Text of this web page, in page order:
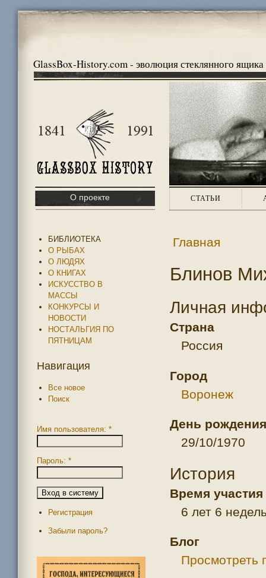
GlassBox-History.com - эволюция стеклянного ящика
О проекте СТАТЬИ
Главная
Блинов
Личная
Страна
Россия
Город
Воронеж
День рождения
29/10/1970
История
Время участия
6 лет 6
Блог
Просмотреть
БИБЛИОТЕКА
О РЫБАХ
О ЛЮДЯХ
О КНИГАХ
ИСКУССТВО В
МАССЫ
КОНКУРСЫ И
НОВОСТИ
НОСТАЛЬГИЯ ПО
ПЯТНИЦАМ
Навигация
Все новое
Поиск
Имя пользователя: *
Пароль: *
Регистрация
Забыли пароль?